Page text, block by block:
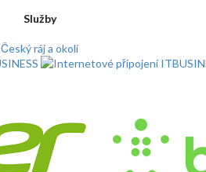
Služby
Český ráj a okolí